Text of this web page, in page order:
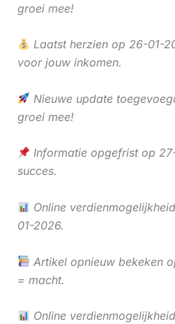
groei mee!
Laatst herzien op 26-01-
voor jouw inkomen.
Nieuwe update
groei mee!
Informatie opgefrist op
succes.
Online
01-2026.
Artikel opnieuw bekeken
= macht.
Online